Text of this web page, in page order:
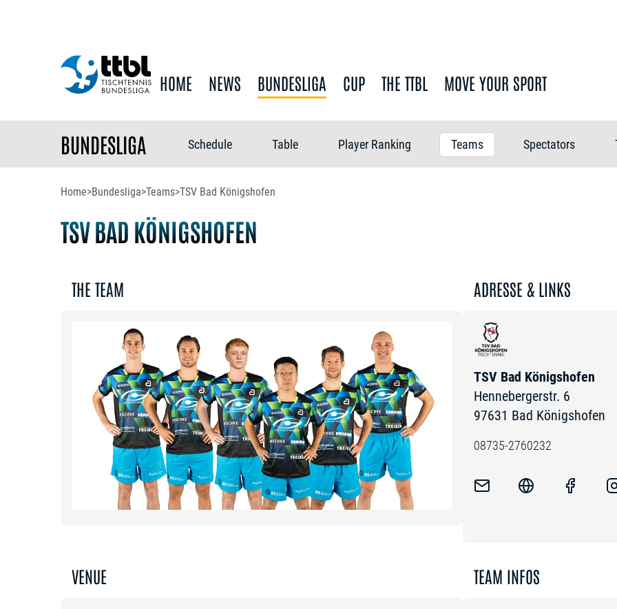
HOME NEWS BUNDESLIGA CUP THE TTBL MOVE YOUR SPORT
BUNDESLIGA Schedule Table Player Ranking Teams Spectators
Home>Bundesliga>Teams>TSV Bad Königshofen
TSV BAD KÖNIGSHOFEN
THE TEAM ADRESSE & LINKS
TSV Bad Königshofen
Hennebergerstr. 6
97631 Bad Königshofen
08735-2760232
VENUE TEAM INFOS